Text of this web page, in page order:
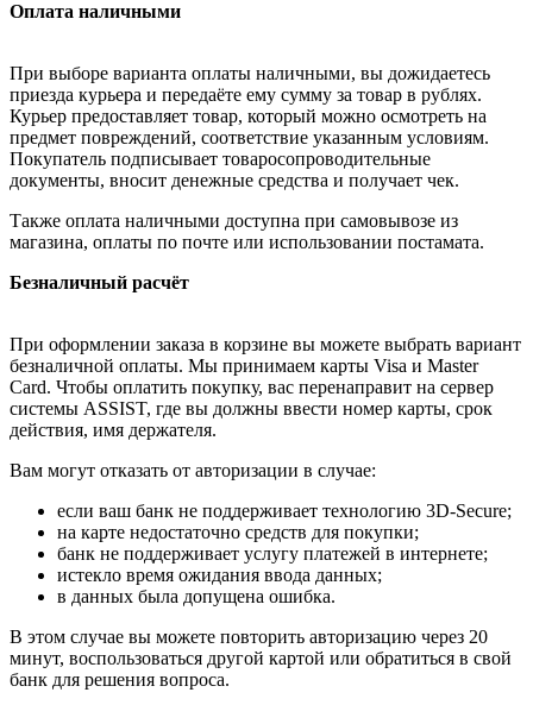
Оплата наличными
При выборе варианта оплаты наличными, вы дожидаетесь
приезда курьера и передаёте ему сумму за товар в рублях.
Курьер предоставляет товар, который можно осмотреть на
предмет повреждений, соответствие указанным условиям.
Покупатель подписывает товаросопроводительные
документы, вносит денежные средства и получает чек.
Также оплата наличными доступна при самовывозе из
магазина, оплаты по почте или использовании постамата.
Безналичный расчёт
При оформлении заказа в корзине вы можете выбрать вариант
безналичной оплаты. Мы принимаем карты Visa и Master
Card. Чтобы оплатить покупку, вас перенаправит на сервер
системы ASSIST, где вы должны ввести номер карты, срок
действия, имя держателя.
Вам могут отказать от авторизации в случае:
если ваш банк не поддерживает технологию 3D-Secure;
на карте недостаточно средств для покупки;
банк не поддерживает услугу платежей в интернете;
истекло время ожидания ввода данных;
в данных была допущена ошибка.
В этом случае вы можете повторить авторизацию через 20
минут, воспользоваться другой картой или обратиться в свой
банк для решения вопроса.